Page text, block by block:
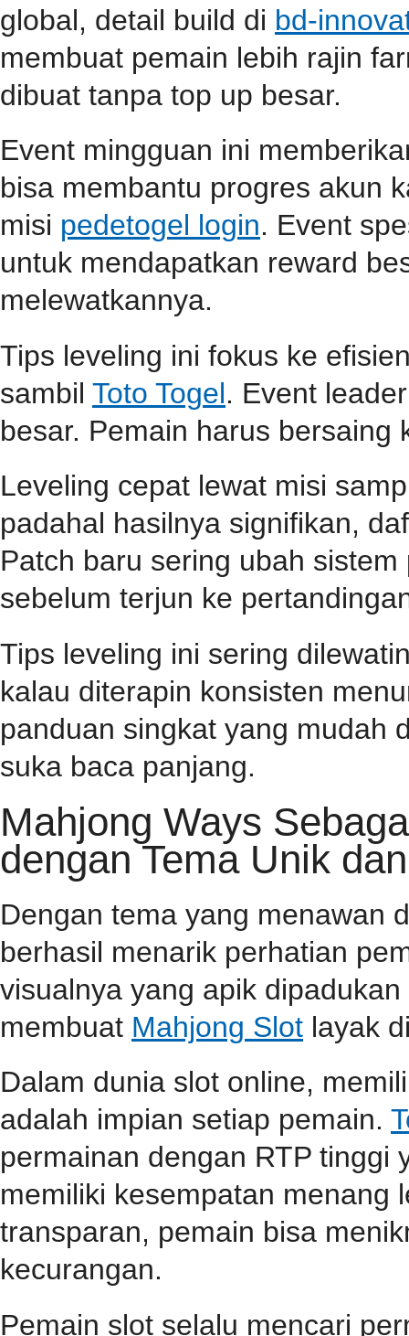
global, detail build di bd-
membuat pemain lebih rajin
dibuat tanpa top up besar.
Event mingguan ini
bisa membantu progres akun
misi pedetogel login. Event
untuk mendapatkan reward
melewatkannya.
Tips leveling ini fokus ke
sambil Toto Togel. Event
besar. Pemain harus
Leveling cepat lewat misi
padahal hasilnya signifikan,
Patch baru sering ubah
sebelum terjun ke
Tips leveling ini sering
kalau diterapin konsisten
panduan singkat yang mudah
suka baca panjang.
Mahjong Ways
dengan Tema Unik
Dengan tema yang menawan
berhasil menarik perhatian
visualnya yang apik
membuat Mahjong Slot layak
Dalam dunia slot online,
adalah impian setiap pemain.
permainan dengan RTP tinggi
memiliki kesempatan menang
transparan, pemain bisa
kecurangan.
Pemain slot selalu mencari